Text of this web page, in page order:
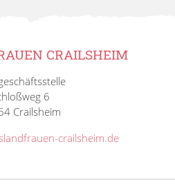
CRAILSHEIM
6
Crailsheim
crailsheim.de